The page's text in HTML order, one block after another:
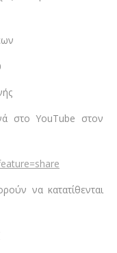
στο YouTube στον
να κατατίθενται